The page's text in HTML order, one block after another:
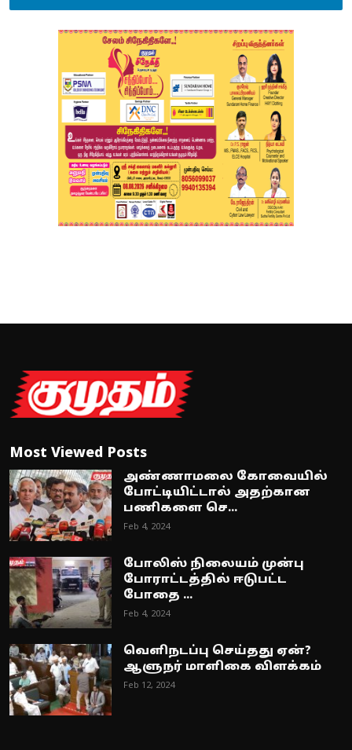
Most Viewed Posts
அண்ணாமலை கோவையில்
போட்டியிட்டால் அதற்கான
பணிகளை செ...
Feb 4, 2024
போலிஸ் நிலையம் முன்பு
போராட்டத்தில் ஈடுபட்ட
போதை ...
Feb 4, 2024
வெளிநடப்பு செய்தது ஏன்?
ஆளுநர் மாளிகை விளக்கம்
Feb 12, 2024